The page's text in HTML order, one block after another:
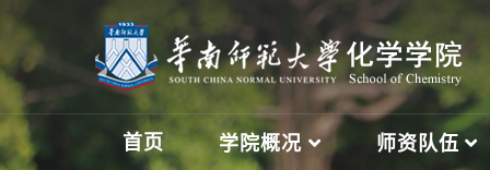
首页 学院概况 师资队伍